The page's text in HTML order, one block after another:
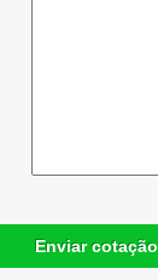
Enviar cotação